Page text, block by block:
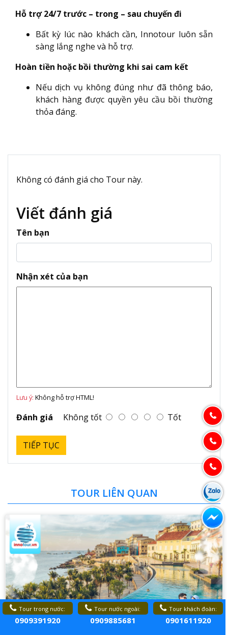
Hỗ trợ 24/7 trước – trong – sau chuyến đi
Bất kỳ lúc nào khách cần, Innotour luôn sẵn
sàng lắng nghe và hỗ trợ.
Hoàn tiền hoặc bồi thường khi sai cam kết
Nếu dịch vụ không đúng như đã thông báo,
khách hàng được quyền yêu cầu bồi thường
thỏa đáng.
Không có đánh giá cho Tour này.
Viết đánh giá
Tên bạn
Nhận xét của bạn
Lưu ý: Không hỗ trợ HTML!
Đánh giá Không tốt Tốt
TIẾP TỤC
TOUR LIÊN QUAN
Tour trong nước:
0909391920
Tour nước ngoài:
0909885681
Tour khách đoàn:
0901611920